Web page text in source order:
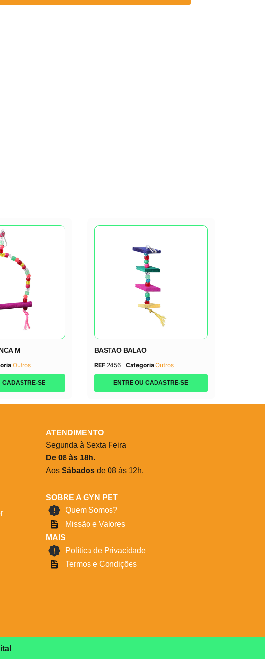
M
Outros
CADASTRE-SE
BASTAO BALAO
REF 2456 Categoria Outros
ENTRE OU CADASTRE-SE
ATENDIMENTO
Segunda à Sexta Feira
De 08 às 18h.
Aos Sábadosde 08 às 12h.
SOBRE A GYN PET
Quem Somos?
Missão e Valores
MAIS
Política de Privacidade
Termos e Condições